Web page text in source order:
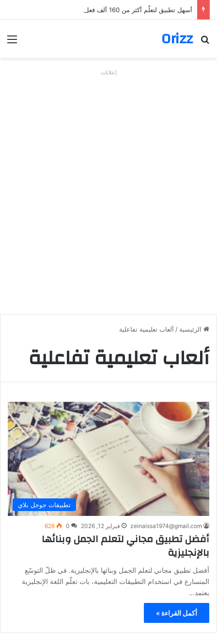
أسهل تطبيق لتعلّم أكثر من 160 ألف فعل بالألمانية
Orizz
بحث عن
إعلانات
الرئيسية / ألعاب تعليمية تفاعلية
ألعاب تعليمية تفاعلية
تطبيقات جوجل بلاي
zeinaissa1974@gmail.com فبراير 12, 2026 0
626
أفضل تطبيق مجاني لتعلم الجمل وبنائها
بالإنجليزية
أفضل تطبيق مجاني لتعلم الجمل وبنائها بالإنجليزية. في ظلّ التوسّع
المتسارع في استخدام التطبيقات التعليمية، بات تعلّم اللغة الإنجليزية
يعتمد…
أكمل القراءة »